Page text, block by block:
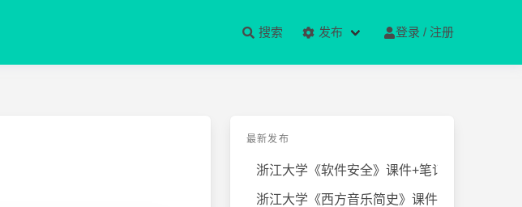
搜索 发布 登录 / 注册
最新发布
浙江大学《软件安全》课件+笔记
浙江大学《西方音乐简史》课件+笔